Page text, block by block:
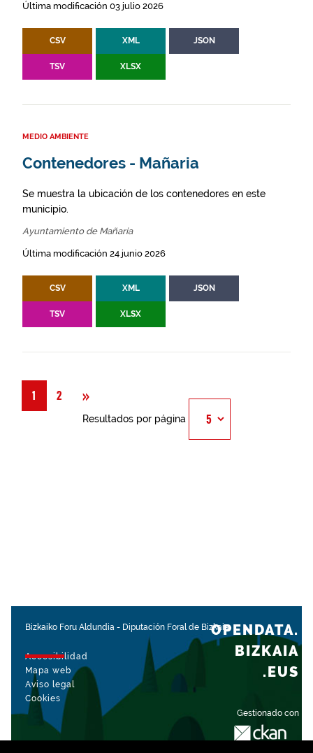
Última modificación 03 julio 2026
CSV XML JSON
TSV XLSX
MEDIO AMBIENTE
Contenedores - Mañaria
Se muestra la ubicación de los contenedores en este
municipio.
Ayuntamiento de Mañaria
Última modificación 24 junio 2026
CSV XML JSON
TSV XLSX
1 2 »
Resultados por página
Bizkaiko Foru Aldundia - Diputación Foral de Bizkaia
Accesibilidad
Mapa web
Aviso legal
Cookies
Gestionado con
OPENDATA.
BIZKAIA
.EUS